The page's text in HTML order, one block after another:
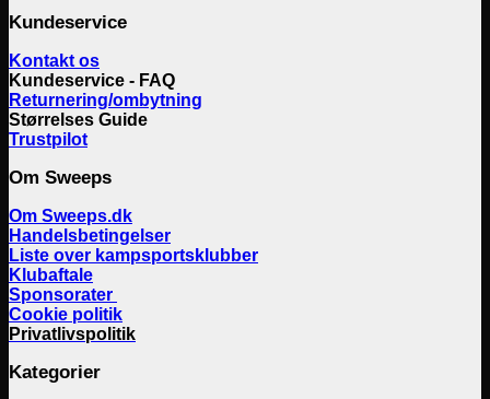
Kundeservice
Kontakt os
Kundeservice - FAQ
Returnering/ombytning
Størrelses Guide
Trustpilot
Om Sweeps
Om Sweeps.dk
Handelsbetingelser
Liste over kampsportsklubber
Klubaftale
Sponsorater
Cookie politik
Privatlivspolitik
Kategorier